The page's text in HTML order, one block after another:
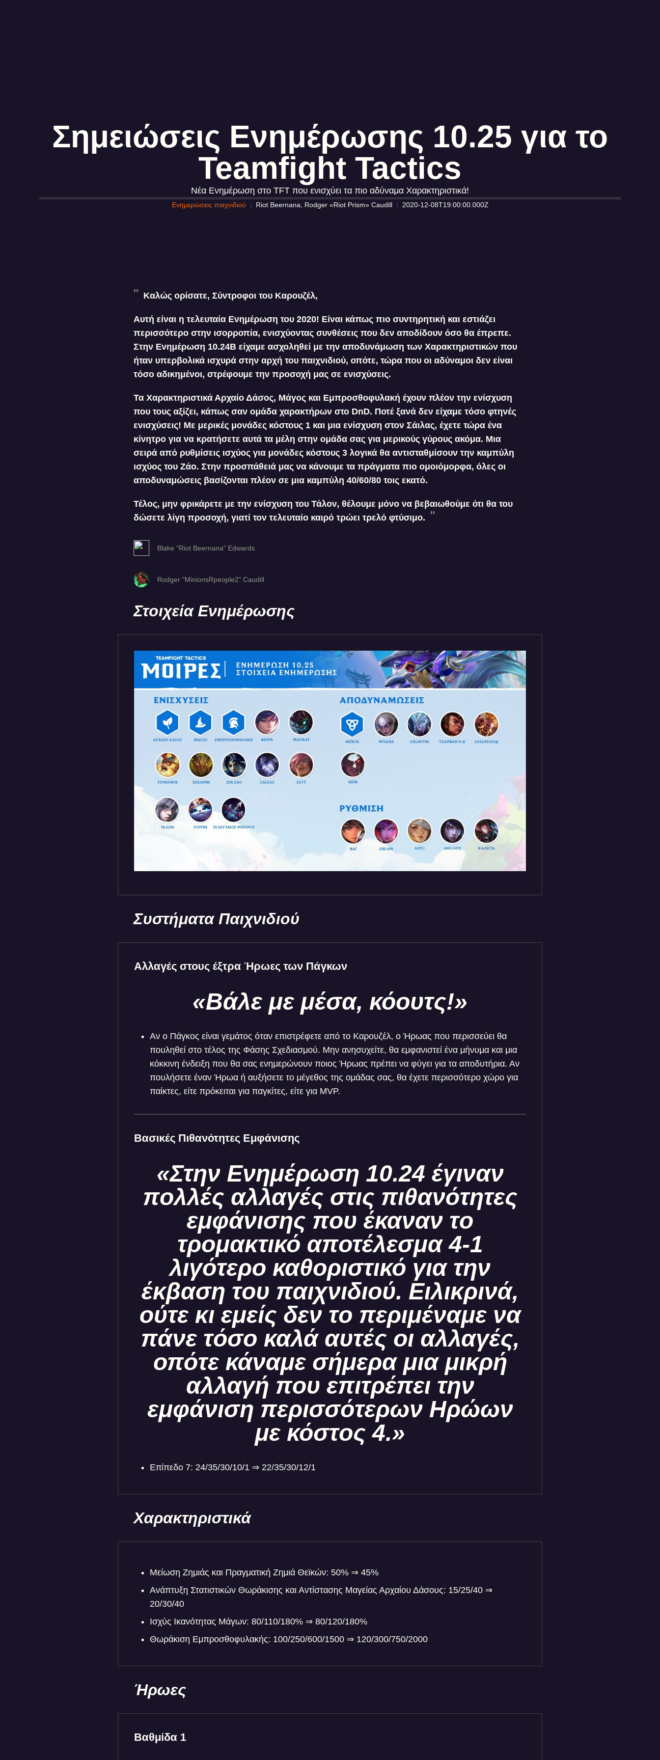
Σημειώσεις Ενημέρωσης 10.25 για το
Teamfight Tactics
Νέα Ενημέρωση στο TFT που ενισχύει τα πιο αδύναμα Χαρακτηριστικά!
Ενημερώσεις παιχνιδιού Riot Beernana, Rodger «Riot Prism» Caudill 2020-12-08T19:00:00.000Z
Καλώς ορίσατε, Σύντροφοι του Καρουζέλ,
Αυτή είναι η τελευταία Ενημέρωση του 2020! Είναι κάπως πιο συντηρητική και εστιάζει
περισσότερο στην ισορροπία, ενισχύοντας συνθέσεις που δεν αποδίδουν όσο θα έπρεπε.
Στην Ενημέρωση 10.24B είχαμε ασχοληθεί με την αποδυνάμωση των Χαρακτηριστικών που
ήταν υπερβολικά ισχυρά στην αρχή του παιχνιδιού, οπότε, τώρα που οι αδύναμοι δεν είναι
τόσο αδικημένοι, στρέφουμε την προσοχή μας σε ενισχύσεις.
Τα Χαρακτηριστικά Αρχαίο Δάσος, Μάγος και Εμπροσθοφυλακή έχουν πλέον την ενίσχυση
που τους αξίζει, κάπως σαν ομάδα χαρακτήρων στο DnD. Ποτέ ξανά δεν είχαμε τόσο φτηνές
ενισχύσεις! Με μερικές μονάδες κόστους 1 και μια ενίσχυση στον Σάιλας, έχετε τώρα ένα
κίνητρο για να κρατήσετε αυτά τα μέλη στην ομάδα σας για μερικούς γύρους ακόμα. Μια
σειρά από ρυθμίσεις ισχύος για μονάδες κόστους 3 λογικά θα αντισταθμίσουν την καμπύλη
ισχύος του Ζάο. Στην προσπάθειά μας να κάνουμε τα πράγματα πιο ομοιόμορφα, όλες οι
αποδυναμώσεις βασίζονται πλέον σε μια καμπύλη 40/60/80 τοις εκατό.
Τέλος, μην φρικάρετε με την ενίσχυση του Τάλον, θέλουμε μόνο να βεβαιωθούμε ότι θα του
δώσετε λίγη προσοχή, γιατί τον τελευταίο καιρό τρώει τρελό φτύσιμο.
Blake "Riot Beernana" Edwards
Rodger "MinionsRpeople2" Caudill
Στοιχεία Ενημέρωσης
Συστήματα Παιχνιδιού
Αλλαγές στους έξτρα Ήρωες των Πάγκων
«Βάλε με μέσα, κόουτς!»
Αν ο Πάγκος είναι γεμάτος όταν επιστρέφετε από το Καρουζέλ, ο Ήρωας που περισσεύει θα
πουληθεί στο τέλος της Φάσης Σχεδιασμού. Μην ανησυχείτε, θα εμφανιστεί ένα μήνυμα και μια
κόκκινη ένδειξη που θα σας ενημερώνουν ποιος Ήρωας πρέπει να φύγει για τα αποδυτήρια. Αν
πουλήσετε έναν Ήρωα ή αυξήσετε το μέγεθος της ομάδας σας, θα έχετε περισσότερο χώρο για
παίκτες, είτε πρόκειται για παγκίτες, είτε για MVP.
Βασικές Πιθανότητες Εμφάνισης
«Στην Ενημέρωση 10.24 έγιναν
πολλές αλλαγές στις πιθανότητες
εμφάνισης που έκαναν το
τρομακτικό αποτέλεσμα 4-1
λιγότερο καθοριστικό για την
έκβαση του παιχνιδιού. Ειλικρινά,
ούτε κι εμείς δεν το περιμέναμε να
πάνε τόσο καλά αυτές οι αλλαγές,
οπότε κάναμε σήμερα μια μικρή
αλλαγή που επιτρέπει την
εμφάνιση περισσότερων Ηρώων
με κόστος 4.»
Επίπεδο 7: 24/35/30/10/1 ⇒ 22/35/30/12/1
Χαρακτηριστικά
Μείωση Ζημιάς και Πραγματική Ζημιά Θεϊκών: 50% ⇒ 45%
Ανάπτυξη Στατιστικών Θωράκισης και Αντίστασης Μαγείας Αρχαίου Δάσους: 15/25/40 ⇒
20/30/40
Ισχύς Ικανότητας Μάγων: 80/110/180% ⇒ 80/120/180%
Θωράκιση Εμπροσθοφυλακής: 100/250/600/1500 ⇒ 120/300/750/2000
Ήρωες
Βαθμίδα 1